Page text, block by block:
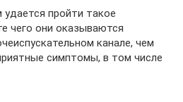
пройти такое
чего они оказываются
канале, чем
симптомы, в том числе